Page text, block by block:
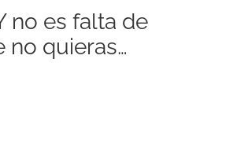
no es falta de
no quieras…